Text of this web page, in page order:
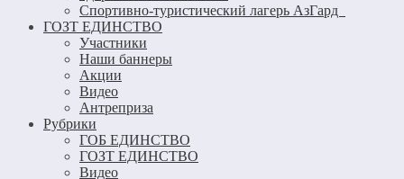
Спортивно-туристический лагерь АзГард
ГОЗТ ЕДИНСТВО
Участники
Наши баннеры
Акции
Видео
Антреприза
Рубрики
ГОБ ЕДИНСТВО
ГОЗТ ЕДИНСТВО
Видео